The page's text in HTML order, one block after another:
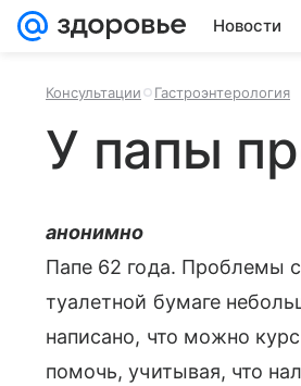
Новости
Консультации Гастроэнтерология
У папы
анонимно
Папе 62 года. Проблемы
туалетной бумаге
написано, что можно
помочь, учитывая, что